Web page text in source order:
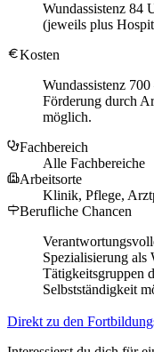
Wundassistenz 84
(jeweils plus
Kosten
Wundassistenz
Förderung durch
möglich.
Fachbereich
Alle Fachbereiche
Arbeitsorte
Klinik, Pflege,
Berufliche Chancen
Spezialisierung als
Tätigkeitsgruppen
Selbstständigkeit
Direkt zu den